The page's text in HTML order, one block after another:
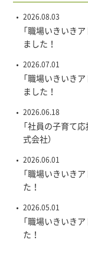
2026.08.03
「職場いきいき
ました！
2026.07.01
「職場いきいき
ました！
2026.06.18
「社員の子育て
式会社）
2026.06.01
「職場いきいき
た！
2026.05.01
「職場いきいき
た！